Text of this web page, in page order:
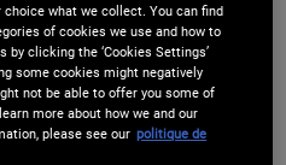
choice what we collect. You can find
of cookies we use and how to
clicking the ‘Cookies Settings’
some cookies might negatively
not be able to offer you some of
more about how we and our
please see our politique de